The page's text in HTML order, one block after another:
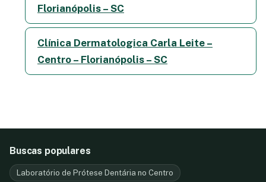
Florianópolis – SC
Clínica Dermatologica Carla Leite –
Centro – Florianópolis – SC
Buscas populares
Laboratório de Prótese Dentária no Centro